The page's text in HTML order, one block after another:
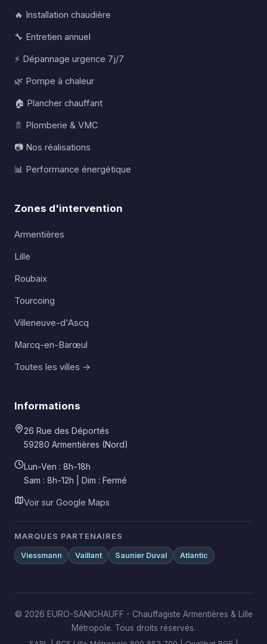
🔥 Installation chaudière
🔧 Entretien annuel
⚡ Dépannage urgence 7j/7
🌿 Pompe à chaleur
🏠 Plancher chauffant
🚿 Plomberie & VMC
📷 Nos réalisations
📊 Performance énergétique
Zones d'intervention
Armentières
Lille
Roubaix
Tourcoing
Villeneuve-d'Ascq
Marcq-en-Barœul
Toutes les villes →
Informations
26 Rue des Déportés
59280 Armentières (Nord)
Lun-Ven : 8h-18h
Sam : 8h-12h | Dim : Fermé
Voir sur Google Maps
MARQUES PARTENAIRES
Viessmann Vaillant Saunier Duval Atlantic
© 2026 EURO-SANICHAUFF - Chauffagiste Armentières & Lille
Métropole. Tous droits réservés.